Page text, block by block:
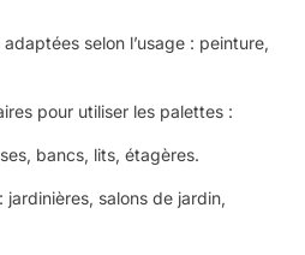
selon l’usage : peinture,
pour utiliser les palettes :
bancs, lits, étagères.
: jardinières, salons de jardin,